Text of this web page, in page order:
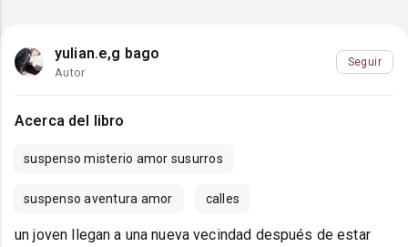
yulian.e,g bago
Autor
Seguir
Acerca del libro
suspenso misterio amor susurros
suspenso aventura amor calles
un joven llegan a una nueva vecindad después de estar